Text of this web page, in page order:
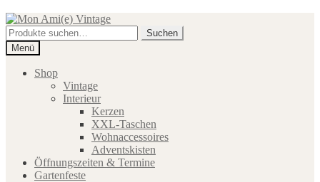
Zur
Navigation
springen
Zum
Inhalt
springen
Suche
nach:
Suchen
Menü
Shop
Vintage
Interieur
Kerzen
XXL-Taschen
Wohnaccessoires
Adventskisten
Öffnungszeiten & Termine
Gartenfeste